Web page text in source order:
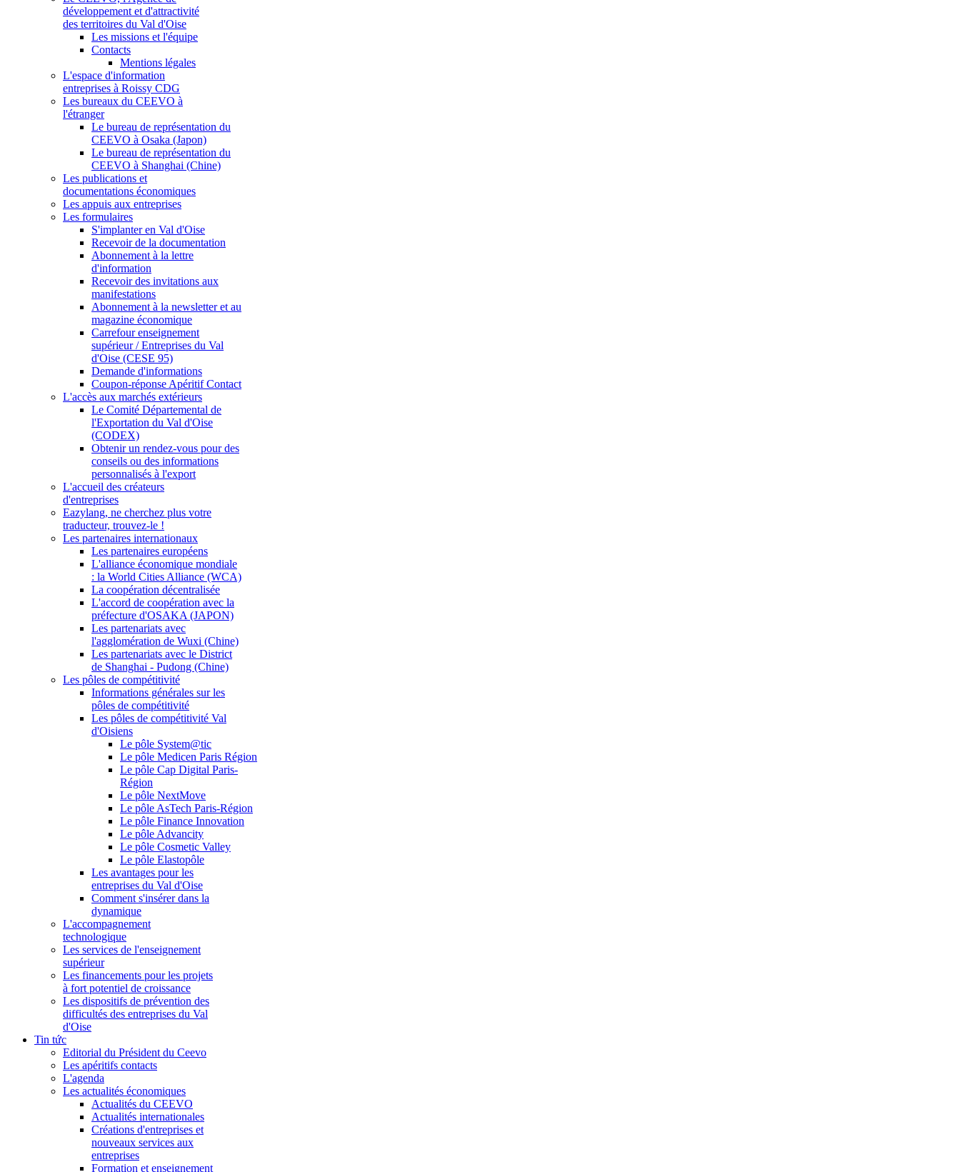
développement et d'attractivité
des territoires du Val d'Oise
Les missions et l'équipe
Contacts
Mentions légales
L'espace d'information
entreprises à Roissy CDG
Les bureaux du CEEVO à
l'étranger
Le bureau de représentation du
CEEVO à Osaka (Japon)
Le bureau de représentation du
CEEVO à Shanghai (Chine)
Les publications et
documentations économiques
Les appuis aux entreprises
Les formulaires
S'implanter en Val d'Oise
Recevoir de la documentation
Abonnement à la lettre
d'information
Recevoir des invitations aux
manifestations
Abonnement à la newsletter et au
magazine économique
Carrefour enseignement
supérieur / Entreprises du Val
d'Oise (CESE 95)
Demande d'informations
Coupon-réponse Apéritif Contact
L'accès aux marchés extérieurs
Le Comité Départemental de
l'Exportation du Val d'Oise
(CODEX)
Obtenir un rendez-vous pour des
conseils ou des informations
personnalisés à l'export
L'accueil des créateurs
d'entreprises
Eazylang, ne cherchez plus votre
traducteur, trouvez-le !
Les partenaires internationaux
Les partenaires européens
L'alliance économique mondiale
: la World Cities Alliance (WCA)
La coopération décentralisée
L'accord de coopération avec la
préfecture d'OSAKA (JAPON)
Les partenariats avec
l'agglomération de Wuxi (Chine)
Les partenariats avec le District
de Shanghai - Pudong (Chine)
Les pôles de compétitivité
Informations générales sur les
pôles de compétitivité
Les pôles de compétitivité Val
d'Oisiens
Le pôle System@tic
Le pôle Medicen Paris Région
Le pôle Cap Digital Paris-
Région
Le pôle NextMove
Le pôle AsTech Paris-Région
Le pôle Finance Innovation
Le pôle Advancity
Le pôle Cosmetic Valley
Le pôle Elastopôle
Les avantages pour les
entreprises du Val d'Oise
Comment s'insérer dans la
dynamique
L'accompagnement
technologique
Les services de l'enseignement
supérieur
Les financements pour les projets
à fort potentiel de croissance
Les dispositifs de prévention des
difficultés des entreprises du Val
d'Oise
Tin tức
Editorial du Président du Ceevo
Les apéritifs contacts
L'agenda
Les actualités économiques
Actualités du CEEVO
Actualités internationales
Créations d'entreprises et
nouveaux services aux
entreprises
Formation et enseignement